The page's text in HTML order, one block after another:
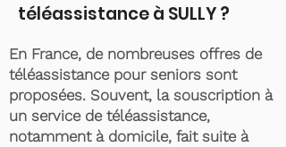
téléassistance à SULLY ?
En France, de nombreuses offres de
téléassistance pour seniors sont
proposées. Souvent, la souscription à
un service de téléassistance,
notamment à domicile, fait suite à